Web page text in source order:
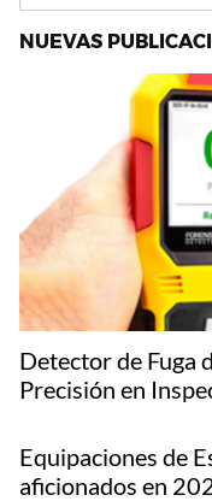
NUEVAS
Detector de Fuga
Precisión en
Equipaciones de
aficionados en